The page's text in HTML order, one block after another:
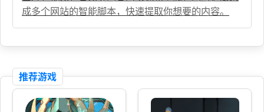
成多个网站的智能脚本，快速提取你想要的内容。
推荐游戏